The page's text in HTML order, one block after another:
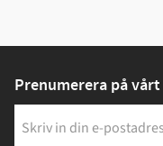
Prenumerera på